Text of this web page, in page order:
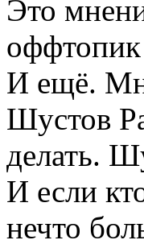
Это
оффтопик
И ещё.
Шустов
делать.
И если
нечто